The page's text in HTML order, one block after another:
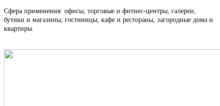
Сфера применения: офисы, торговые и фитнес-центры, галереи,
бутики и магазины, гостиницы, кафе и рестораны, загородные дома и
квартиры.